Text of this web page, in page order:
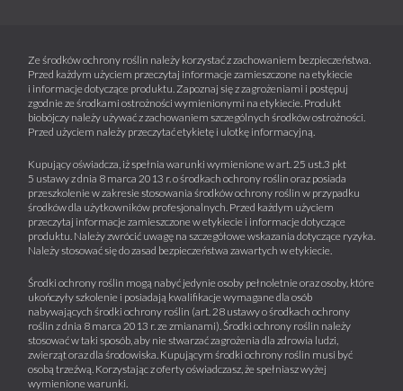
Ze środków ochrony roślin należy korzystać z zachowaniem bezpieczeństwa.
Przed każdym użyciem przeczytaj informacje zamieszczone na etykiecie
i informacje dotyczące produktu. Zapoznaj się z zagrożeniami i postępuj
zgodnie ze środkami ostrożności wymienionymi na etykiecie. Produkt
biobójczy należy używać z zachowaniem szczególnych środków ostrożności.
Przed użyciem należy przeczytać etykietę i ulotkę informacyjną.
Kupujący oświadcza, iż spełnia warunki wymienione w art. 25 ust.3 pkt
5 ustawy z dnia 8 marca 2013 r. o środkach ochrony roślin oraz posiada
przeszkolenie w zakresie stosowania środków ochrony roślin w przypadku
środków dla użytkowników profesjonalnych. Przed każdym użyciem
przeczytaj informacje zamieszczone w etykiecie i informacje dotyczące
produktu. Należy zwrócić uwagę na szczegółowe wskazania dotyczące ryzyka.
Należy stosować się do zasad bezpieczeństwa zawartych w etykiecie.
Środki ochrony roślin mogą nabyć jedynie osoby pełnoletnie oraz osoby, które
ukończyły szkolenie i posiadają kwalifikacje wymagane dla osób
nabywających środki ochrony roślin (art. 28 ustawy o środkach ochrony
roślin z dnia 8 marca 2013 r. ze zmianami). Środki ochrony roślin należy
stosować w taki sposób, aby nie stwarzać zagrożenia dla zdrowia ludzi,
zwierząt oraz dla środowiska. Kupującym środki ochrony roślin musi być
osobą trzeźwą. Korzystając z oferty oświadczasz, że spełniasz wyżej
wymienione warunki.